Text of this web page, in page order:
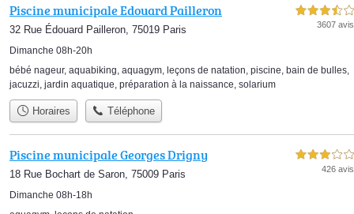
Piscine municipale Edouard Pailleron
32 Rue Édouard Pailleron, 75019 Paris
Dimanche 08h-20h
3,5 étoiles sur 5
3607 avis
bébé nageur, aquabiking, aquagym, leçons de natation, piscine, bain de bulles,
jacuzzi, jardin aquatique, préparation à la naissance, solarium
Horaires Téléphone
Piscine municipale Georges Drigny
18 Rue Bochart de Saron, 75009 Paris
Dimanche 08h-18h
3,0 étoiles sur 5
426 avis